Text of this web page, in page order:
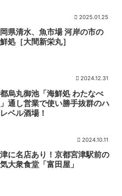
2025.01.25
県清水、魚市場 河岸の市の
処［大間新栄丸］
2024.12.31
烏丸御池「海鮮処 わたなべ
通し営業で使い勝手抜群のハ
ベル酒場！
2024.10.11
に名店あり！京都宮津駅前の
大衆食堂「富田屋」